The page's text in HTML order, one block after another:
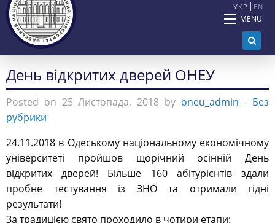
УКР EN
MENU
День відкритих дверей ОНЕУ
Posted on 25 Листопада, 2018 by oneu_admin - Без
рубрики
24.11.2018 в Одеському національному економічному
університеті пройшов щорічний осінній День
відкритих дверей! Більше 160 абітурієнтів здали
пробне тестування із ЗНО та отримали гідні
результати!
За традицією свято проходило в чотири етапи: